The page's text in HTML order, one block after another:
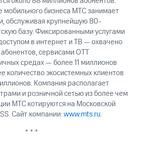
мобильного бизнеса МТС занимает
обслуживая крупнейшую 80-
базу. Фиксированными услугами
в интернет и ТВ — охвачено
сервисами OTT
средах — более 11 миллионов
количество экосистемных клиентов
Компания располагает
и розничной сетью из более чем
МТС котируются на Московской
Сайт компании:www.mts.ru.
* * *